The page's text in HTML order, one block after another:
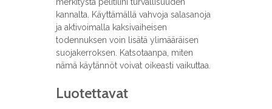
kannalta. Käyttämällä vahvoja salasanoja
ja aktivoimalla kaksivaiheisen
todennuksen voin lisätä ylimääräisen
suojakerroksen. Katsotaanpa, miten
nämä käytännöt voivat oikeasti vaikuttaa.
Luotettavat